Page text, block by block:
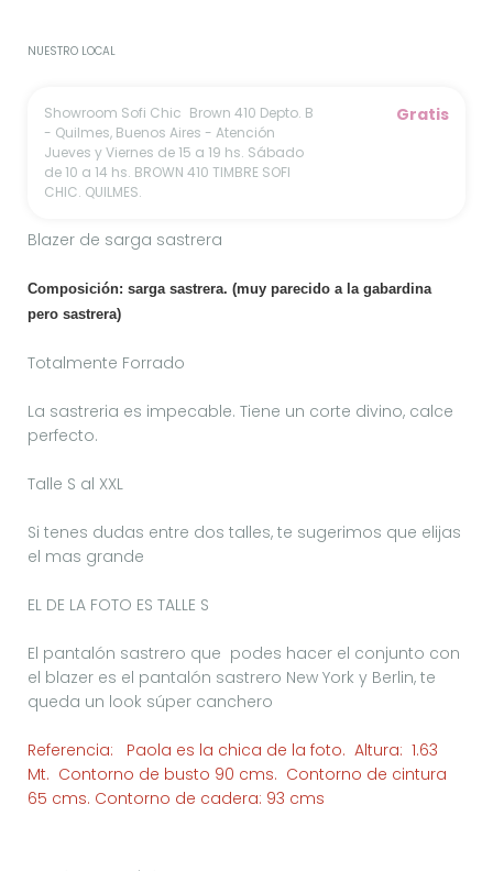
NUESTRO LOCAL
Showroom Sofi Chic Brown 410 Depto. B
- Quilmes, Buenos Aires - Atención
Jueves y Viernes de 15 a 19 hs. Sábado
de 10 a 14 hs. BROWN 410 TIMBRE SOFI
CHIC. QUILMES.
Gratis
Blazer de sarga sastrera
Composición: sarga sastrera. (muy parecido a la gabardina
pero sastrera)
Totalmente Forrado
La sastreria es impecable. Tiene un corte divino, calce
perfecto.
Talle S al XXL
Si tenes dudas entre dos talles, te sugerimos que elijas
el mas grande
EL DE LA FOTO ES TALLE S
El pantalón sastrero que podes hacer el conjunto con
el blazer es el pantalón sastrero New York y Berlin, te
queda un look súper canchero
Referencia:
Paola es la chica de la foto. Altura: 1.63
Mt. Contorno de busto 90 cms. Contorno de cintura
65 cms. Contorno de cadera: 93 cms